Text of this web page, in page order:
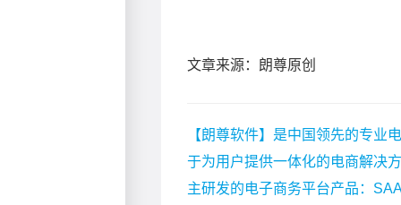
文章来源：朗尊原创
【朗尊软件】是中国领先的专业
于为用户提供一体化的电商解决
主研发的电子商务平台产品：